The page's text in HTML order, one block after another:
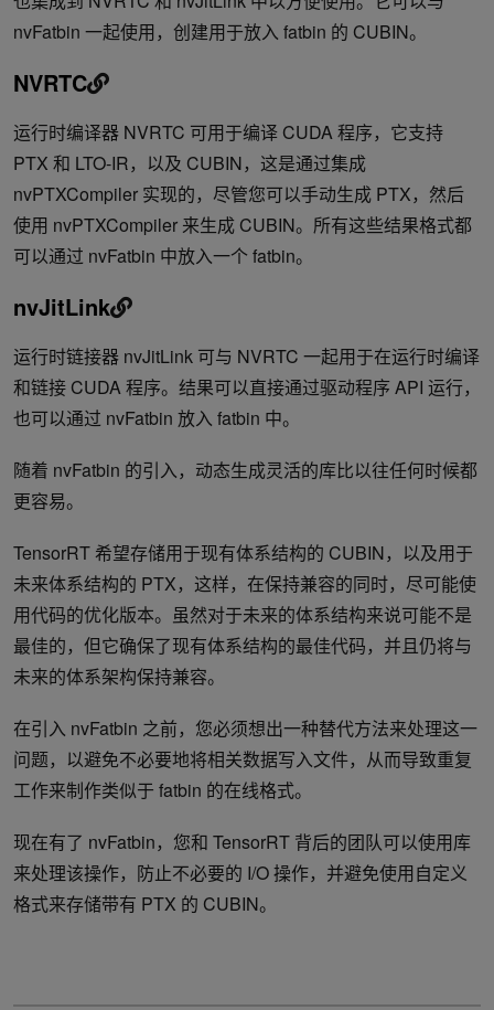
nvFatbin 一起使用，创建用于放入 fatbin 的 CUBIN。
NVRTC
运行时编译器 NVRTC 可用于编译 CUDA 程序，它支持
PTX 和 LTO-IR，以及 CUBIN，这是通过集成
nvPTXCompiler 实现的，尽管您可以手动生成 PTX，然后
使用 nvPTXCompiler 来生成 CUBIN。所有这些结果格式都
可以通过 nvFatbin 中放入一个 fatbin。
nvJitLink
运行时链接器 nvJitLink 可与 NVRTC 一起用于在运行时编译
和链接 CUDA 程序。结果可以直接通过驱动程序 API 运行，
也可以通过 nvFatbin 放入 fatbin 中。
随着 nvFatbin 的引入，动态生成灵活的库比以往任何时候都
更容易。
TensorRT 希望存储用于现有体系结构的 CUBIN，以及用于
未来体系结构的 PTX，这样，在保持兼容的同时，尽可能使
用代码的优化版本。虽然对于未来的体系结构来说可能不是
最佳的，但它确保了现有体系结构的最佳代码，并且仍将与
未来的体系架构保持兼容。
在引入 nvFatbin 之前，您必须想出一种替代方法来处理这一
问题，以避免不必要地将相关数据写入文件，从而导致重复
工作来制作类似于 fatbin 的在线格式。
现在有了 nvFatbin，您和 TensorRT 背后的团队可以使用库
来处理该操作，防止不必要的 I/O 操作，并避免使用自定义
格式来存储带有 PTX 的 CUBIN。